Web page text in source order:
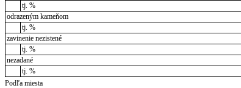
tj. %
odrazeným kameňom
tj. %
zavinenie nezistené
tj. %
nezadané
tj. %
Podľa miesta